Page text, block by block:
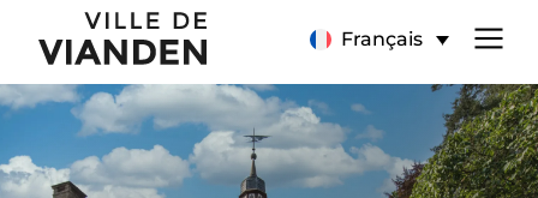
Page
d’accueil
Français
Menu
de
navigation